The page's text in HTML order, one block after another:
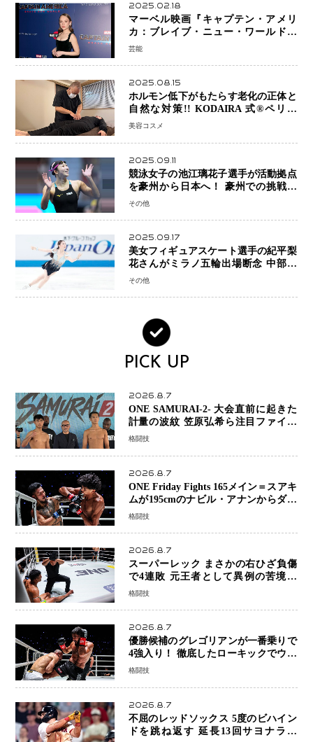
2025.02.18
マーベル映画『キャプテン・アメリ
カ：ブレイブ・ニュー・ワールド』
新ブラック・ウィドウ役のシラ・ハー
芸能
2025.08.15
ホルモン低下がもたらす老化の正体と
自然な対策!! KODAIRA 式®ペリネ
（骨盤底筋）ケア
美容コスメ
2025.09.11
競泳女子の池江璃花子選手が活動拠点
を豪州から日本へ！ 豪州での挑戦を
糧に、28年ロサンゼルス五輪へ再始動
その他
2025.09.17
美女フィギュアスケート選手の紀平梨
花さんがミラノ五輪出場断念 中部選
手権欠場を発表「安全最優先の判断」
その他
PICK UP
2026.8.7
ONE SAMURAI-2- 大会直前に起きた
計量の波紋 笠原弘希ら注目ファイタ
ーは契約体重で決戦へ、山本歩夢と平
格闘技
2026.8.7
ONE Friday Fights 165メイン＝スアキ
ムが195cmのナビル・アナンからダウ
ン奪取！猛反撃を耐え抜き判定勝利、
格闘技
2026.8.7
スーパーレック まさかの右ひざ負傷
で4連敗 元王者として異例の苦境…
「アクシデント」でも消えない危険信
格闘技
2026.8.7
優勝候補のグレゴリアンが一番乗りで
4強入り！ 徹底したローキックでウス
ビャンを攻略、判定勝利
格闘技
2026.8.7
不屈のレッドソックス 5度のビハイン
ドを跳ね返す 延長13回サヨナラ勝